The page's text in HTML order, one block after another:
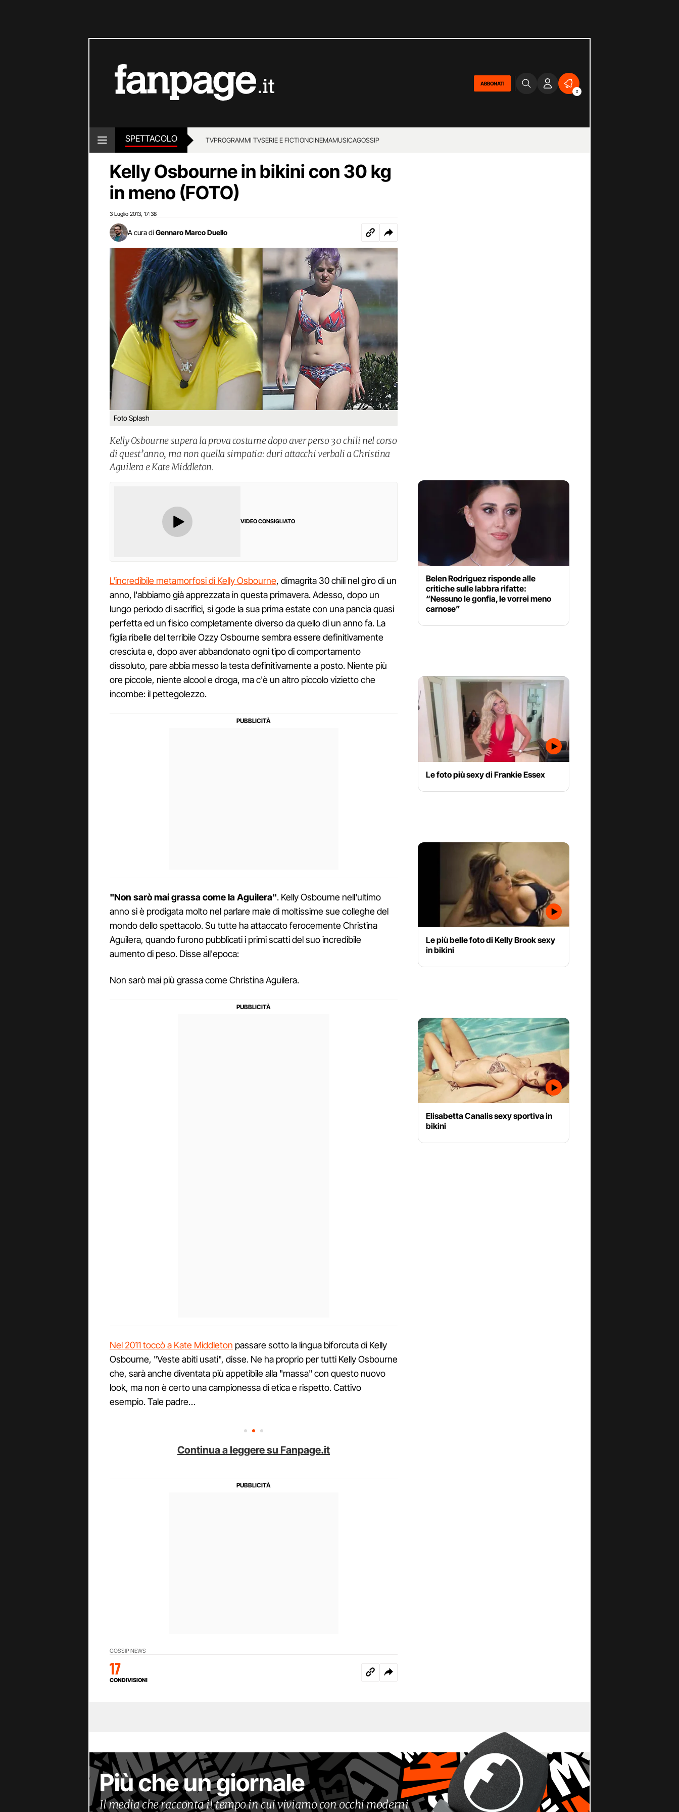
ABBONATI
2
SPETTACOLO TVPROGRAMMI TVSERIE E FICTIONCINEMAMUSICAGOSSIP
Kelly Osbourne in bikini con 30 kg
in meno (FOTO)
3 Luglio 2013 17:38
A cura di Gennaro Marco Duello
Foto Splash
Kelly Osbourne supera la prova costume dopo aver perso 30 chili nel corso
di quest’anno, ma non quella simpatia: duri attacchi verbali a Christina
Aguilera e Kate Middleton.
VIDEO CONSIGLIATO
L'incredibile metamorfosi di Kelly Osbourne, dimagrita 30 chili nel giro di un
anno, l'abbiamo già apprezzata in questa primavera. Adesso, dopo un
lungo periodo di sacrifici, si gode la sua prima estate con una pancia quasi
perfetta ed un fisico completamente diverso da quello di un anno fa. La
figlia ribelle del terribile Ozzy Osbourne sembra essere definitivamente
cresciuta e, dopo aver abbandonato ogni tipo di comportamento
dissoluto, pare abbia messo la testa definitivamente a posto. Niente più
ore piccole, niente alcool e droga, ma c'è un altro piccolo vizietto che
incombe: il pettegolezzo.
"Non sarò mai grassa come la Aguilera". Kelly Osbourne nell'ultimo
anno si è prodigata molto nel parlare male di moltissime sue colleghe del
mondo dello spettacolo. Su tutte ha attaccato ferocemente Christina
Aguilera, quando furono pubblicati i primi scatti del suo incredibile
aumento di peso. Disse all'epoca:
Non sarò mai più grassa come Christina Aguilera.
Nel 2011 toccò a Kate Middleton passare sotto la lingua biforcuta di Kelly
Osbourne, "Veste abiti usati", disse. Ne ha proprio per tutti Kelly Osbourne
che, sarà anche diventata più appetibile alla "massa" con questo nuovo
look, ma non è certo una campionessa di etica e rispetto. Cattivo
esempio. Tale padre…
Continua a leggere su Fanpage.it
GOSSIP NEWS
17
CONDIVISIONI
Belen Rodriguez risponde alle
critiche sulle labbra rifatte:
“Nessuno le gonfia, le vorrei meno
carnose”
Le foto più sexy di Frankie Essex
Le più belle foto di Kelly Brook sexy
in bikini
Elisabetta Canalis sexy sportiva in
bikini
Più che un giornale
Il media che racconta il tempo in cui viviamo con occhi moderni